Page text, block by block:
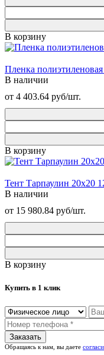
В корзину
Пленка
В наличии
от 4 403.64 руб/шт.
В корзину
Тент Тарпаулин 20х20
В наличии
от 15 980.84 руб/шт.
В корзину
Купить в 1 клик
Обращаясь к нам, вы даете